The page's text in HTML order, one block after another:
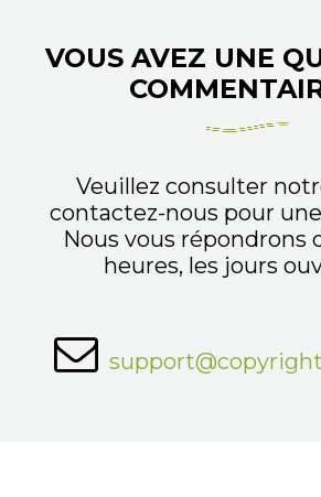
VOUS AVEZ UNE
Veuillez consulter
contactez-nous pour
Nous vous répondrons
heures, les jours